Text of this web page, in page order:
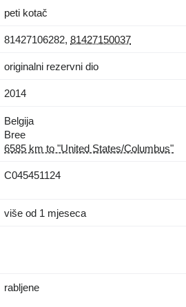
peti kotač
81427106282, 81427150037
originalni rezervni dio
2014
Belgija
Bree
6585 km to "United States/Columbus"
C045451124
više od 1 mjeseca
rabljene